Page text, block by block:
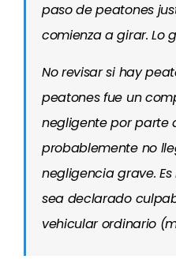
paso de peatones
comienza a girar. Lo
No revisar si hay
peatones fue un
negligente por parte
probablemente no
negligencia grave.
sea declarado
vehicular ordinario